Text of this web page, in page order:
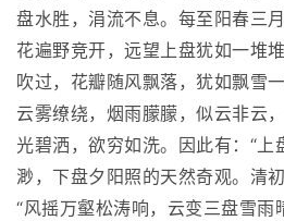
盘水胜，涓流不息。每至阳春三
花遍野竞开，远望上盘犹如一堆
吹过，花瓣随风飘落，犹如飘雪
云雾缭绕，烟雨朦朦，似云非云
光碧洒，欲穷如洗。因此有：“上
渺，下盘夕阳照的天然奇观。清
“风摇万壑松涛响，云变三盘雪雨